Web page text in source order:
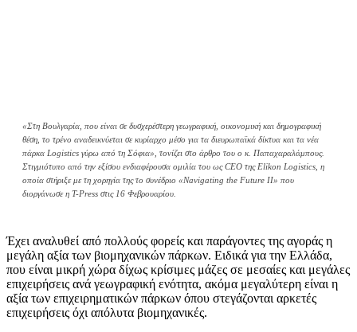
«Στη Βουλγαρία, που είναι σε δυσχερέστερη γεωγραφική, οικονομική και δημογραφική
θέση, το τρένο αναδεικνύεται σε κυρίαρχο μέσο για τα διευρωπαϊκά δίκτυα και τα νέα
πάρκα Logistics γύρω από τη Σόφια», τονίζει στο άρθρο του ο κ. Παπαχαραλάμπους.
Στιγμιότυπο από την εξίσου ενδιαφέρουσα ομιλία του ως CEO της Elikon Logistics, η
οποία στήριξε με τη χορηγία της το συνέδριο «Navigating the Future II» που
διοργάνωσε η T-Press στις 16 Φεβρουαρίου.
Έχει αναλυθεί από πολλούς φορείς και παράγοντες της αγοράς η
μεγάλη αξία των βιομηχανικών πάρκων. Ειδικά για την Ελλάδα,
που είναι μικρή χώρα δίχως κρίσιμες μάζες σε μεσαίες και μεγάλες
επιχειρήσεις ανά γεωγραφική ενότητα, ακόμα μεγαλύτερη είναι η
αξία των επιχειρηματικών πάρκων όπου στεγάζονται αρκετές
επιχειρήσεις όχι απόλυτα βιομηχανικές.